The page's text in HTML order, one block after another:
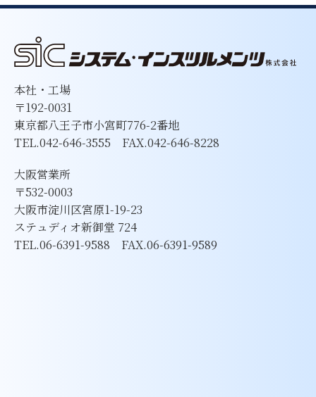
本社・工場
〒192-0031
東京都八王子市小宮町776-2番地
TEL.042-646-3555 FAX.042-646-8228
大阪営業所
〒532-0003
大阪市淀川区宮原1-19-23
ステュディオ新御堂 724
TEL.06-6391-9588 FAX.06-6391-9589